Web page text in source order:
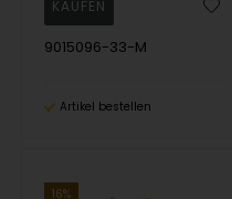
9015096-33-M
Artikel bestellen
16%